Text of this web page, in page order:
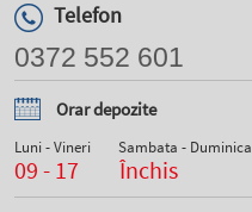
Telefon
0372 552 601
Orar depozite
Luni - Vineri
09 - 17
Sambata - Duminica
Închis